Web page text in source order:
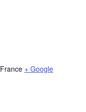
France + Google